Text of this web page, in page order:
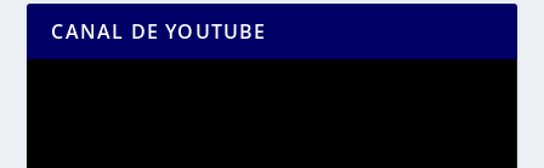
CANAL DE YOUTUBE